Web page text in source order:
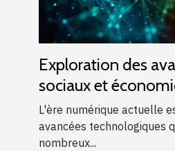
Exploration des
sociaux et
machine learning
L'ère numérique actuelle
avancées technologiques
nombreux...